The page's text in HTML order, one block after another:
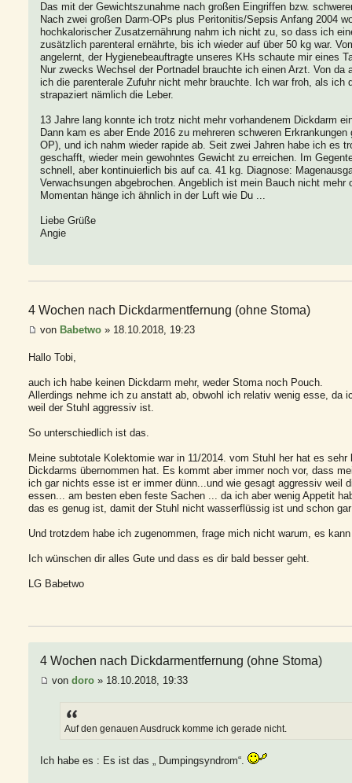
Das mit der Gewichtszunahme nach großen Eingriffen bzw.
Nach zwei großen Darm-OPs plus Peritonitis/Sepsis Anfang 2004
hochkalorischer Zusatzernährung nahm ich nicht zu, so dass ich
zusätzlich parenteral ernährte, bis ich wieder auf über 50 kg war.
angelernt, der Hygienebeauftragte unseres KHs schaute mir eines
Nur zwecks Wechsel der Portnadel brauchte ich einen Arzt. Von
ich die parenterale Zufuhr nicht mehr brauchte. Ich war froh, als ich
strapaziert nämlich die Leber.
13 Jahre lang konnte ich trotz nicht mehr vorhandenem Dickdarm
Dann kam es aber Ende 2016 zu mehreren schweren
OP), und ich nahm wieder rapide ab. Seit zwei Jahren habe ich es
geschafft, wieder mein gewohntes Gewicht zu erreichen. Im
schnell, aber kontinuierlich bis auf ca. 41 kg. Diagnose:
Verwachsungen abgebrochen. Angeblich ist mein Bauch nicht
Momentan hänge ich ähnlich in der Luft wie Du ...
Liebe Grüße
Angie
4 Wochen nach Dickdarmentfernung (ohne Stoma)
von Babetwo » 18.10.2018, 19:23
Hallo Tobi,
auch ich habe keinen Dickdarm mehr, weder Stoma noch Pouch.
Allerdings nehme ich zu anstatt ab, obwohl ich relativ wenig esse, da
weil der Stuhl aggressiv ist.
So unterschiedlich ist das.
Meine subtotale Kolektomie war in 11/2014. vom Stuhl her hat es
Dickdarms übernommen hat. Es kommt aber immer noch vor, dass
ich gar nichts esse ist er immer dünn...und wie gesagt aggressiv weil
essen... am besten eben feste Sachen ... da ich aber wenig Appetit
das es genug ist, damit der Stuhl nicht wasserflüssig ist und schon
Und trotzdem habe ich zugenommen, frage mich nicht warum, es
Ich wünschen dir alles Gute und dass es dir bald besser geht.
LG Babetwo
4 Wochen nach Dickdarmentfernung (ohne Stoma)
von doro » 18.10.2018, 19:33
Auf den genauen Ausdruck komme ich gerade nicht.
Ich habe es : Es ist das „ Dumpingsyndrom“.